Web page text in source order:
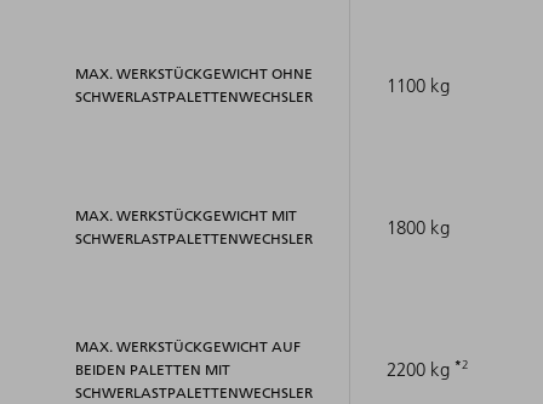
MAX. WERKSTÜCKGEWICHT OHNE
SCHWERLASTPALETTENWECHSLER
MAX. WERKSTÜCKGEWICHT MIT
SCHWERLASTPALETTENWECHSLER
MAX. WERKSTÜCKGEWICHT AUF
BEIDEN PALETTEN MIT
SCHWERLASTPALETTENWECHSLER
1100 kg
1800 kg
2200 kg 2